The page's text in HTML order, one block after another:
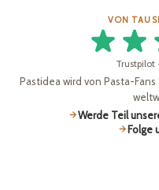
VON
Trustpilot
Pastidea wird von Pasta-
Werde Teil
Folge